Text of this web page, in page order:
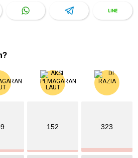
152 323